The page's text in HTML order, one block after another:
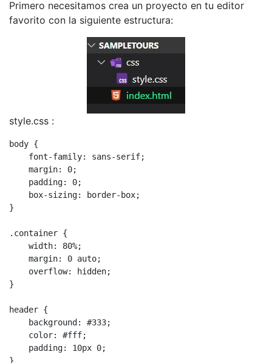
Primero necesitamos crea un proyecto en tu editor
favorito con la siguiente estructura:
style.css :
body {
    font-family: sans-serif;
    margin: 0;
    padding: 0;
    box-sizing: border-box;
}
.container {
    width: 80%;
    margin: 0 auto;
    overflow: hidden;
}
header {
    background: #333;
    color: #fff;
    padding: 10px 0;
}